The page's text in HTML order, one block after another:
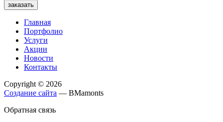
заказать
Главная
Портфолио
Услуги
Акции
Новости
Контакты
Copyright © 2026
Создание сайта — BMamonts
Обратная связь